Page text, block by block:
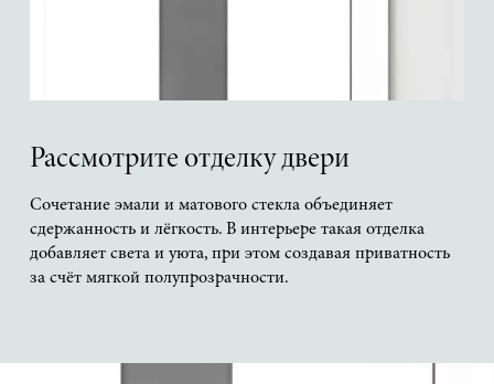
Рассмотрите отделку двери
Сочетание эмали и матового стекла объединяет
сдержанность и лёгкость. В интерьере такая отделка
добавляет света и уюта, при этом создавая приватность
за счёт мягкой полупрозрачности.